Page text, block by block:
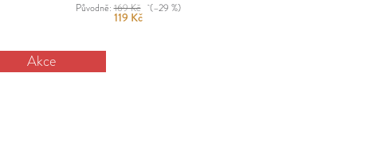
Původně:169 Kč (–29 %)
119 Kč
Akce